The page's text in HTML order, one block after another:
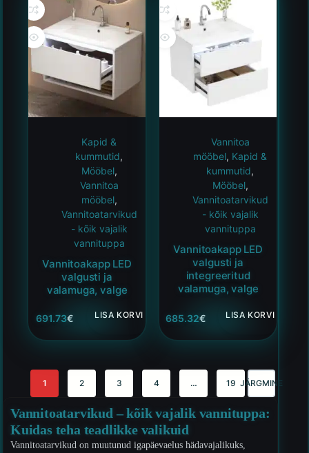
Kapid &
kummutid,
Mööbel,
Vannitoa
mööbel,
Vannitoatarvikud
- kõik vajalik
vannituppa
Vannitoakapp LED
valgusti ja
valamuga, valge
691.73€ LISA KORVI
Vannitoa
mööbel, Kapid &
kummutid,
Mööbel,
Vannitoatarvikud
- kõik vajalik
vannituppa
Vannitoakapp LED
valgusti ja
integreeritud
valamuga, valge
685.32€ LISA KORVI
1 2 3 4 … 19 JÄRGMINE
Vannitoatarvikud – kõik vajalik vannituppa:
Kuidas teha teadlikke valikuid
Vannitoatarvikud on muutunud igapäevaelus hädavajalikuks,